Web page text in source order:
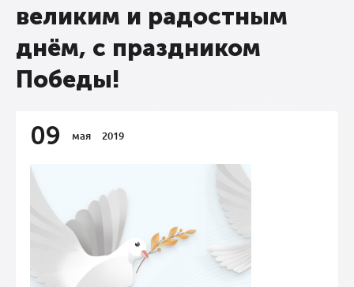
великим и радостным
днём, с праздником
Победы!
09 мая 2019